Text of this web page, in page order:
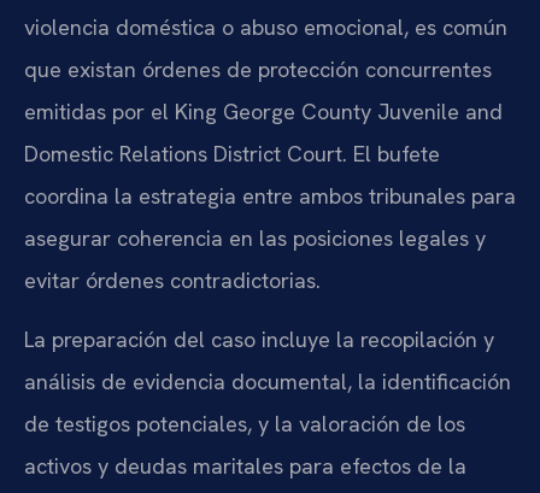
violencia doméstica o abuso emocional, es común
que existan órdenes de protección concurrentes
emitidas por el King George County Juvenile and
Domestic Relations District Court. El bufete
coordina la estrategia entre ambos tribunales para
asegurar coherencia en las posiciones legales y
evitar órdenes contradictorias.
La preparación del caso incluye la recopilación y
análisis de evidencia documental, la identificación
de testigos potenciales, y la valoración de los
activos y deudas maritales para efectos de la